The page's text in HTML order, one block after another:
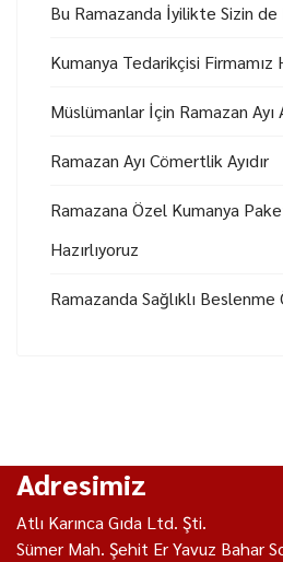
Bu Ramazanda İyilikte Sizin de
Kumanya Tedarikçisi Firmamız
Müslümanlar İçin Ramazan Ayı
Ramazan Ayı Cömertlik Ayıdır
Ramazana Özel Kumanya
Hazırlıyoruz
Ramazanda Sağlıklı Beslenme
Adresimiz
Atlı Karınca Gıda Ltd. Şti.
Sümer Mah. Şehit Er Yavuz Bahar